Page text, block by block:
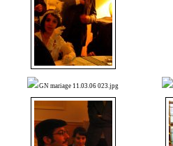
GN mariage 11.03.06 023.jpg